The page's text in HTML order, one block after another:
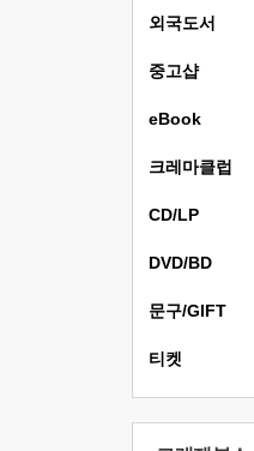
외국도서
중고샵
eBook
크레마클럽
CD/LP
DVD/BD
문구/GIFT
티켓